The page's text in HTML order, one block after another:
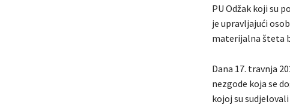
PU Odžak koji su
je upravljajući
materijalna šteta
Dana 17. travnja
nezgode koja se
kojoj su